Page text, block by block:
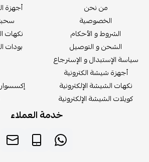
من نحن
الخصوصية
الشروط و الأحكام
الشحن و التوصيل
الإستبدال و الإسترجاع
أجهزة شيشة الكترونية
الشيشة الإلكترونية
الشيشة الإلكترونية
أجهزة
سحبة
نكهات
بودات
إكسسوارات
خدمة العملاء